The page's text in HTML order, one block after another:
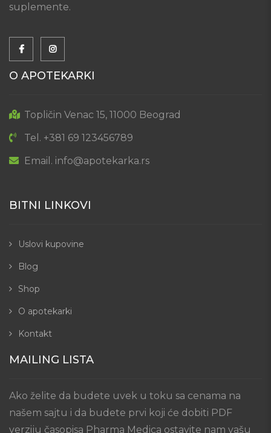
suplemente.
O APOTEKARKI
Topličin Venac 15, 11000 Beograd
Tel. +381 69 123456789
Email. info@apotekarka.rs
BITNI LINKOVI
Uslovi kupovine
Blog
Shop
O apotekarki
Kontakt
MAILING LISTA
Ako želite da budete uvek u toku sa cenama na
našem sajtu i da budete prvi koji će dobiti PDF
verziju časopisa Pharma Medica ostavite nam vašu